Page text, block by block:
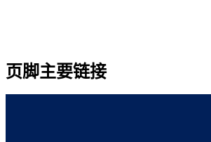
页脚主要链接